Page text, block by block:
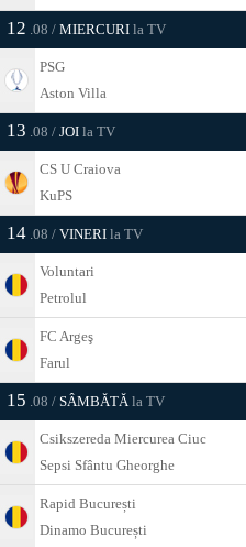
12 .08 / MIERCURI la TV
PSG
Aston Villa
13 .08 / JOI la TV
CS U Craiova
KuPS
14 .08 / VINERI la TV
Voluntari
Petrolul
FC Argeş
Farul
15 .08 / SÂMBĂTĂla TV
Csikszereda Miercurea Ciuc
Sepsi Sfântu Gheorghe
Rapid București
Dinamo București